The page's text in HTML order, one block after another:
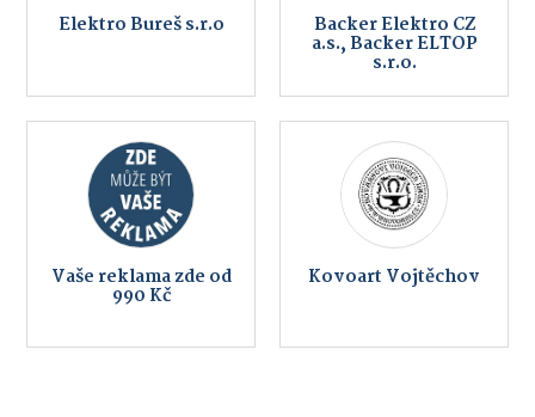
Elektro Bureš s.r.o Backer Elektro CZ
a.s., Backer ELTOP
s.r.o.
Vaše reklama zde od
990 Kč
Kovoart Vojtěchov